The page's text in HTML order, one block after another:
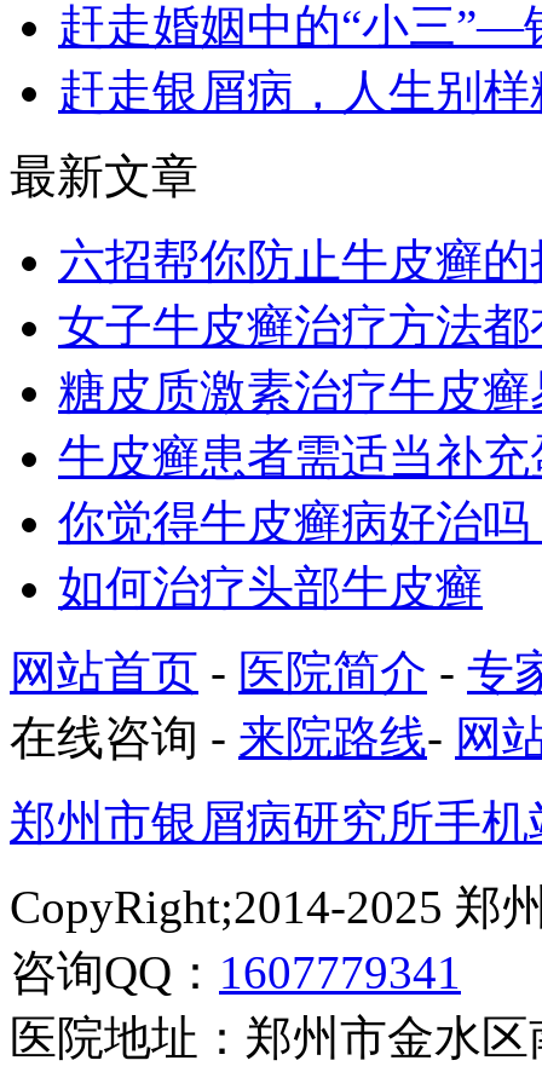
赶走婚姻中的“小三”—
赶走银屑病，人生别
最新文章
六招帮你防止牛皮癣
女子牛皮癣治疗方法
糖皮质激素治疗牛皮
牛皮癣患者需适当补
你觉得牛皮癣病好治
如何治疗头部牛皮癣
网站首页 - 医院简介 - 专
在线咨询 - 来院路线- 网
郑州市银屑病研究所手机
CopyRight;2014-2025 郑
咨询QQ： 1607779341
医院地址：郑州市金水